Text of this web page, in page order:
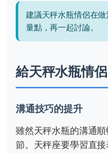
建議天秤水瓶情侶在
量點，再一起討論。
給天秤水瓶情
溝通技巧的提升
雖然天秤水瓶的溝通
節。天秤座要學習直